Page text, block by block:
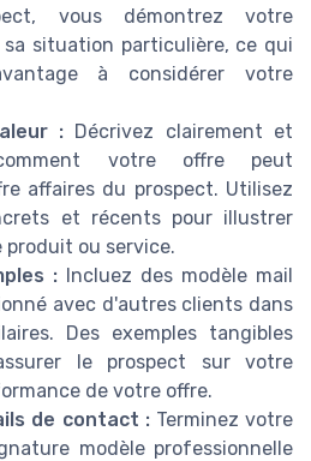
vous démontrez votre
sa situation particulière, ce qui
à considérer votre
: Décrivez clairement et
votre offre peut
affaires du prospect. Utilisez
et récents pour illustrer
ou service.
: Incluez des modèle mail
avec d'autres clients dans
Des exemples tangibles
le prospect sur votre
de votre offre.
de contact :Terminez votre
modèle professionnelle